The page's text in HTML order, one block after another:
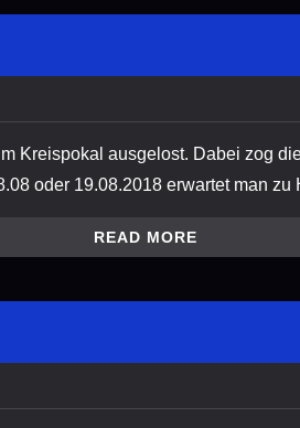
Kreispokal ausgelost. Dabei zog
oder 19.08.2018 erwartet man zu
READ MORE